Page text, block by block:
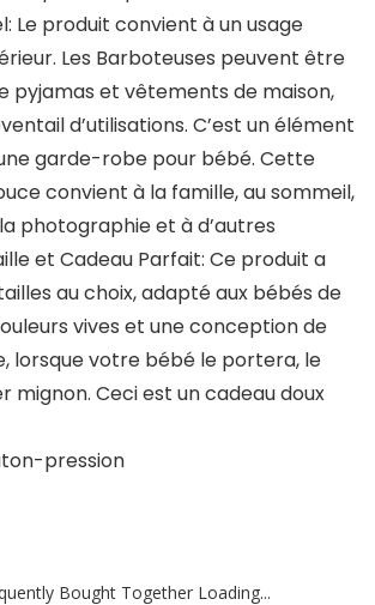
Le produit convient à un usage
Les Barboteuses peuvent être
pyjamas et vêtements de maison,
d’utilisations. C’est un élément
garde-robe pour bébé. Cette
convient à la famille, au sommeil,
photographie et à d’autres
et Cadeau Parfait: Ce produit a
au choix, adapté aux bébés de
vives et une conception de
lorsque votre bébé le portera, le
mignon. Ceci est un cadeau doux
pression
Bought Together Loading...